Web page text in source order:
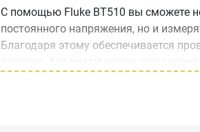
С помощью Fluke BT510 вы сможете
постоянного напряжения, но и
Благодаря этому обеспечивается
питания. Автоматическое